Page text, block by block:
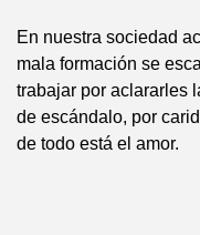
En nuestra sociedad
mala formación se
trabajar por aclararles
de escándalo, por
de todo está el amor.